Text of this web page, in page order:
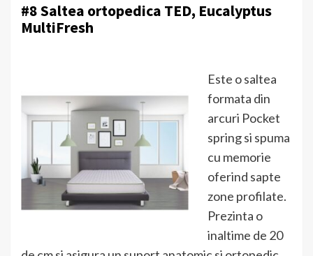
#8 Saltea ortopedica TED, Eucalyptus
MultiFresh
Este o saltea
formata din
arcuri Pocket
spring si spuma
cu memorie
oferind sapte
zone profilate.
Prezinta o
inaltime de 20